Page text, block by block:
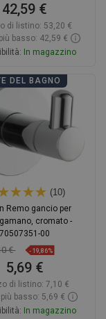
42,59 €
di listino: 53,20 €
basso: 42,59 €
In magazzino
al carrello
Preferito
DEL BAGNO
(10)
Remo gancio per
cromato -
70507351-00
€ -19,86%
5,69 €
di listino: 7,10 €
basso: 5,69 €
In magazzino